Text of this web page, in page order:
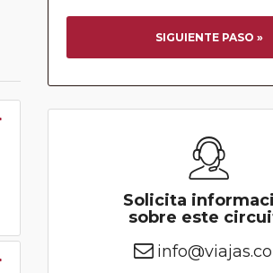
SIGUIENTE PASO »
Solicita
sobre este